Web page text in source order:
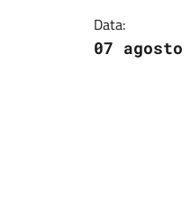
Data:
07 agosto